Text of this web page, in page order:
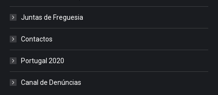
Juntas de Freguesia
Contactos
Portugal 2020
Canal de Denúncias